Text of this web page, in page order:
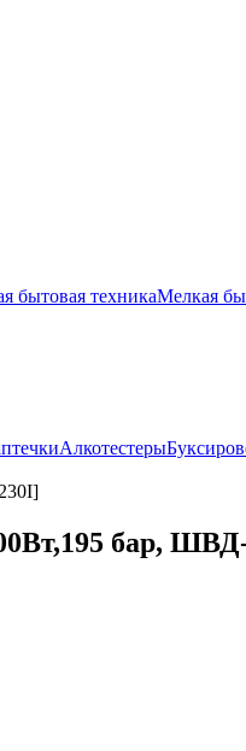
бытовая техникаМелкая
Алкотестеры
бар,